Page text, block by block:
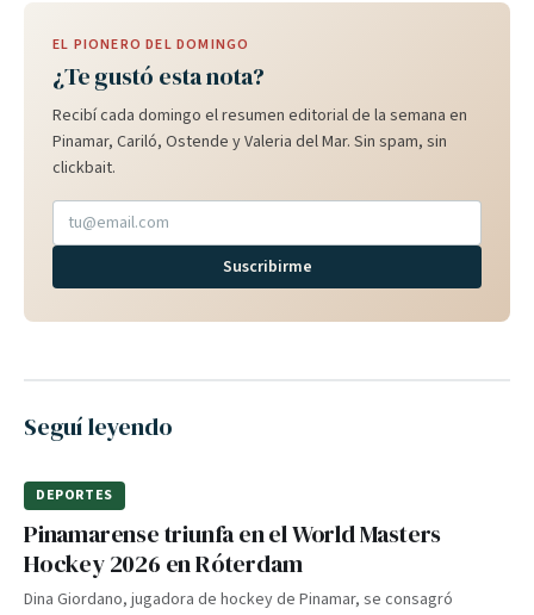
EL PIONERO DEL DOMINGO
¿Te gustó esta nota?
Recibí cada domingo el resumen editorial de la semana en
Pinamar, Cariló, Ostende y Valeria del Mar. Sin spam, sin
clickbait.
Suscribirme
Seguí leyendo
DEPORTES
Pinamarense triunfa en el World Masters
Hockey 2026 en Róterdam
Dina Giordano, jugadora de hockey de Pinamar, se consagró